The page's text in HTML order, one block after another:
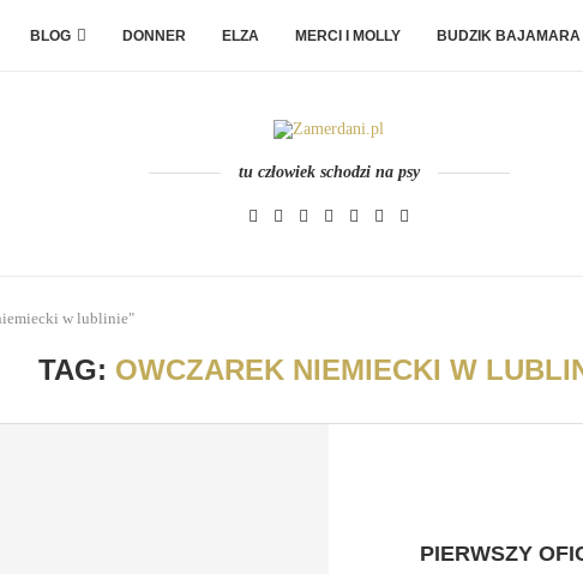
BLOG DONNER ELZA MERCI I MOLLY BUDZIK BAJAMARA
tu człowiek schodzi na psy
w lublinie"
TAG: OWCZAREK NIEMIECKI W
PIERWSZY